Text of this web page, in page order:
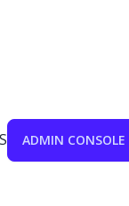
ADMIN CONSOLE